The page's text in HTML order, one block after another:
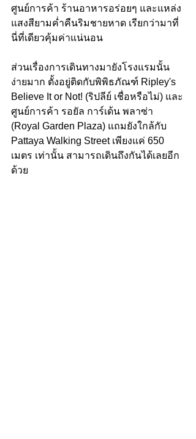
ศูนย์การค้า ร้านอาหารอร่อยๆ และแหล่ง
แสงสียามค่ำคืนริมชายหาด เรียกว่ามาที่
นี่ที่เดียวคุ้มค่าแน่นอน
ส่วนเรื่องการเดินทางมายังโรงแรมนั้น
ง่ายมาก ตั้งอยู่ติดกับพิพิธภัณฑ์ Ripley's
Believe It or Not! (ริปลีย์ เชื่อหรือไม่) และ
ศูนย์การค้า รอยัล การ์เด้น พลาซ่า
(Royal Garden Plaza) แถมยังใกล้กับ
Pattaya Walking Street เพียงแค่ 650
เมตร เท่านั้น สามารถเดินถึงกันได้เลยอีก
ด้วย